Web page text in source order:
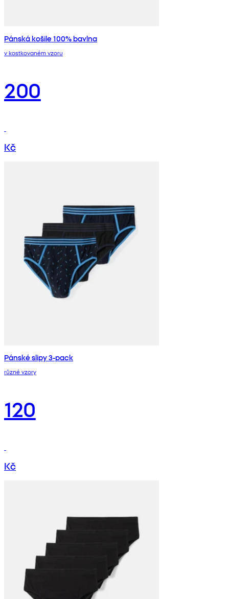
Pánská košile 100% bavlna
v kostkovaném vzoru
200
Kč
Pánské slipy 3-pack
různé vzory
120
Kč